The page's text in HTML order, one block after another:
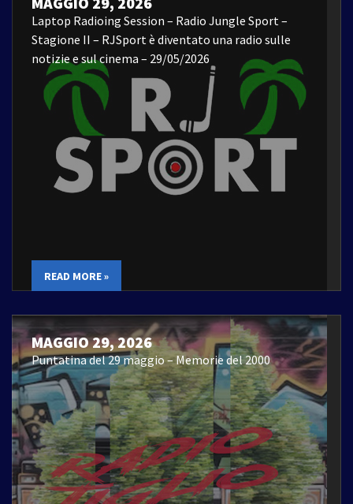
Laptop Radioing Session – Radio Jungle Sport –
Stagione II – RJSport è diventato una radio sulle
notizie e sul cinema – 29/05/2026
READ MORE »
MAGGIO 29, 2026
Puntatina del 29 maggio – Memorie del 2000